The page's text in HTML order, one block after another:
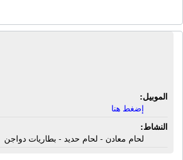
الموبيل:
إضغط هنا
النشاط:
لحام معادن - لحام حديد - بطاريات دواجن